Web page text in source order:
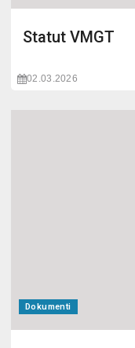
Statut VMGT
02.03.2026
Dokumenti